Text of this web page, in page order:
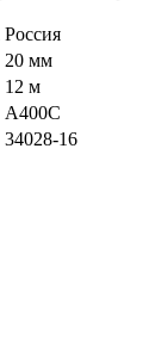
Россия
20 мм
12 м
А400С
34028-16